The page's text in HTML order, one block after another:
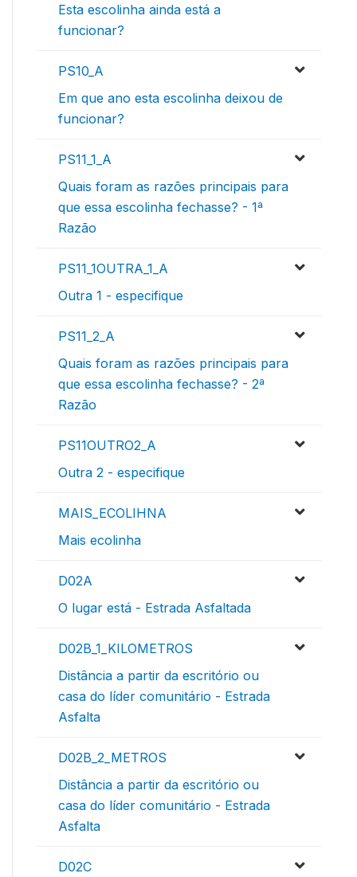
Esta escolinha ainda está a
funcionar?
PS10_A
Em que ano esta escolinha deixou de
funcionar?
PS11_1_A
Quais foram as razões principais para
que essa escolinha fechasse? - 1ª
Razão
PS11_1OUTRA_1_A
Outra 1 - especifique
PS11_2_A
Quais foram as razões principais para
que essa escolinha fechasse? - 2ª
Razão
PS11OUTRO2_A
Outra 2 - especifique
MAIS_ECOLIHNA
Mais ecolinha
D02A
O lugar está - Estrada Asfaltada
D02B_1_KILOMETROS
Distância a partir da escritório ou
casa do líder comunitário - Estrada
Asfalta
D02B_2_METROS
Distância a partir da escritório ou
casa do líder comunitário - Estrada
Asfalta
D02C